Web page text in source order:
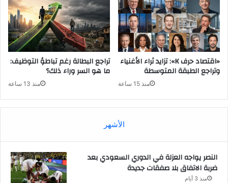
تراجع البطالة رغم تباطؤ التوظيف:
ما هو السر وراء ذلك؟
منذ 13 ساعة
«اقتصاد حرف K»: تزايد ثراء الأغنياء
وتراجع الطبقة المتوسطة
منذ 15 ساعة
الأشهر
النصر يواجه العزلة في الدوري السعودي بعد
ضربة الاتفاق بلا صفقات جديدة
منذ 3 أيام